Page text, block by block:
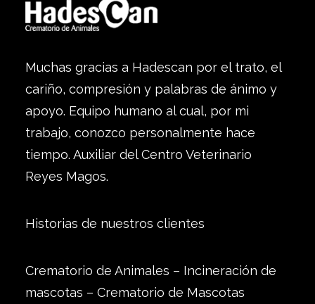
Muchas gracias a Hadescan por el trato, el
cariño, compresión y palabras de ánimo y
apoyo. Equipo humano al cual, por mi
trabajo, conozco personalmente hace
tiempo. Auxiliar del Centro Veterinario
Reyes Magos.
Historias de nuestros clientes
Crematorio de Animales – Incineración de
mascotas – Crematorio de Mascotas